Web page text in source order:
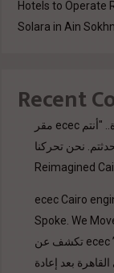
Hotels to Operate
Solara in Ain
Recent
مقر ecec الهندسي في القاهرة.. "أنتم
Reimagined
ecec Cairo
Spoke. We
“أنتم تحدثتم. نحن تحركنا.” ecec تكشف عن
بعد إعادة